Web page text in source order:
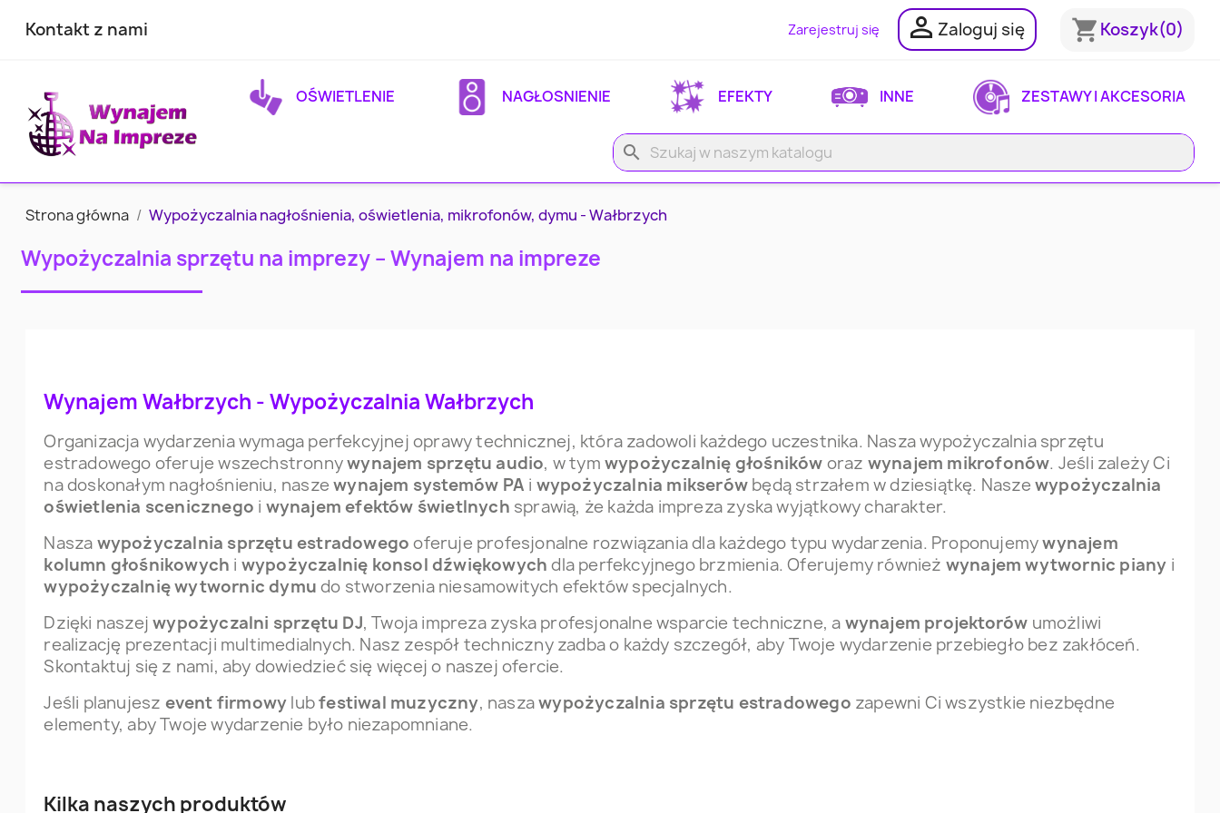
Kontakt z nami Zarejestruj się  Zaloguj się shopping_cart Koszyk(0)
OŚWIETLENIE NAGŁOSNIENIE EFEKTY INNE ZESTAWY I AKCESORIA
search
Strona główna Wypożyczalnia nagłośnienia, oświetlenia, mikrofonów, dymu - Wałbrzych
Wypożyczalnia sprzętu na imprezy – Wynajem na impreze
Wynajem Wałbrzych - Wypożyczalnia Wałbrzych
Organizacja wydarzenia wymaga perfekcyjnej oprawy technicznej, która zadowoli każdego uczestnika. Nasza wypożyczalnia sprzętu
estradowego oferuje wszechstronnywynajem sprzętu audio, w tymwypożyczalnię głośników oraz wynajem mikrofonów. Jeśli zależy Ci
na doskonałym nagłośnieniu, naszewynajem systemów PA i wypożyczalnia mikserów będą strzałem w dziesiątkę. Naszewypożyczalnia
oświetlenia scenicznego i wynajem efektów świetlnych sprawią, że każda impreza zyska wyjątkowy charakter.
Nasza wypożyczalnia sprzętu estradowego oferuje profesjonalne rozwiązania dla każdego typu wydarzenia. Proponujemywynajem
kolumn głośnikowych i wypożyczalnię konsol dźwiękowych dla perfekcyjnego brzmienia. Oferujemy również wynajem wytwornic piany i
wypożyczalnię wytwornic dymu do stworzenia niesamowitych efektów specjalnych.
Dzięki naszejwypożyczalni sprzętu DJ, Twoja impreza zyska profesjonalne wsparcie techniczne, a wynajem projektorów umożliwi
realizację prezentacji multimedialnych. Nasz zespół techniczny zadba o każdy szczegół, aby Twoje wydarzenie przebiegło bez zakłóceń.
Skontaktuj się z nami, aby dowiedzieć się więcej o naszej ofercie.
Jeśli planujesz event firmowy lubfestiwal muzyczny, naszawypożyczalnia sprzętu estradowego zapewni Ci wszystkie niezbędne
elementy, aby Twoje wydarzenie było niezapomniane.
Kilka naszych produktów